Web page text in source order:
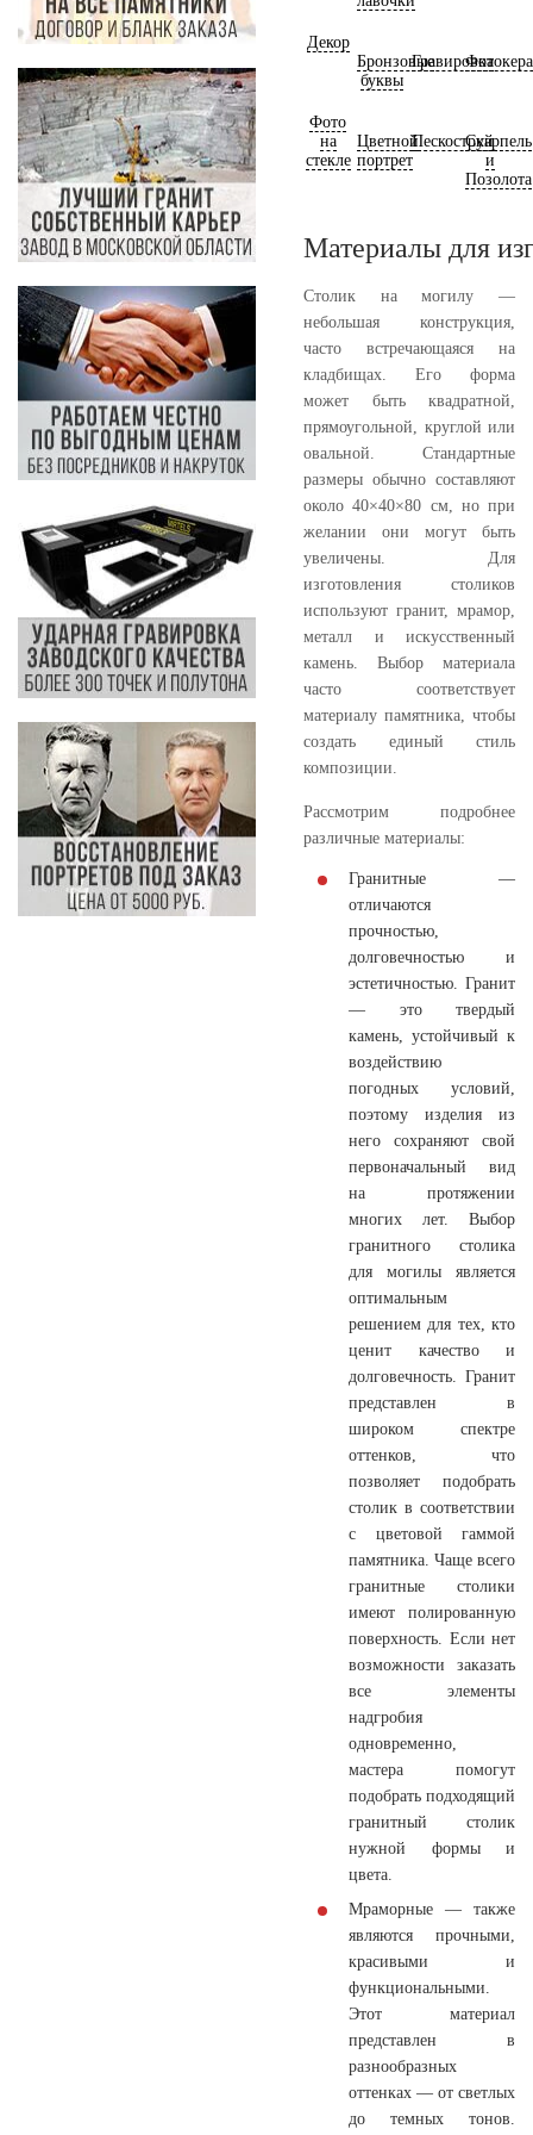
Декор
Бронзовые
буквы
Гравировка
Фото
на
стекле
Цветной
портрет
ПескоструйСкарпель
и
Позолота
Материалы для
Столик на могилу —
небольшая конструкция,
часто встречающаяся на
кладбищах. Его форма
может быть квадратной,
прямоугольной, круглой или
овальной. Стандартные
размеры обычно составляют
около 40×40×80 см, но при
желании они могут быть
увеличены. Для
изготовления столиков
используют гранит, мрамор,
металл и искусственный
камень. Выбор материала
часто соответствует
материалу памятника, чтобы
создать единый стиль
композиции.
Рассмотрим подробнее
различные материалы:
Гранитные —
отличаются
прочностью,
долговечностью и
эстетичностью. Гранит
— это твердый
камень, устойчивый к
воздействию
погодных условий,
поэтому изделия из
него сохраняют свой
первоначальный вид
на протяжении
многих лет. Выбор
гранитного столика
для могилы является
оптимальным
решением для тех, кто
ценит качество и
долговечность. Гранит
представлен в
широком спектре
оттенков, что
позволяет подобрать
столик в соответствии
с цветовой гаммой
памятника. Чаще всего
гранитные столики
имеют полированную
поверхность. Если нет
возможности заказать
все элементы
надгробия
одновременно,
мастера помогут
подобрать подходящий
гранитный столик
нужной формы и
цвета.
Мраморные — также
являются прочными,
красивыми и
функциональными.
Этот материал
представлен в
разнообразных
оттенках — от светлых
до темных тонов.